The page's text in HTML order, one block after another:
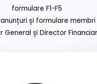
formulare F1-F5
și formulare membri
General și Director Financiar